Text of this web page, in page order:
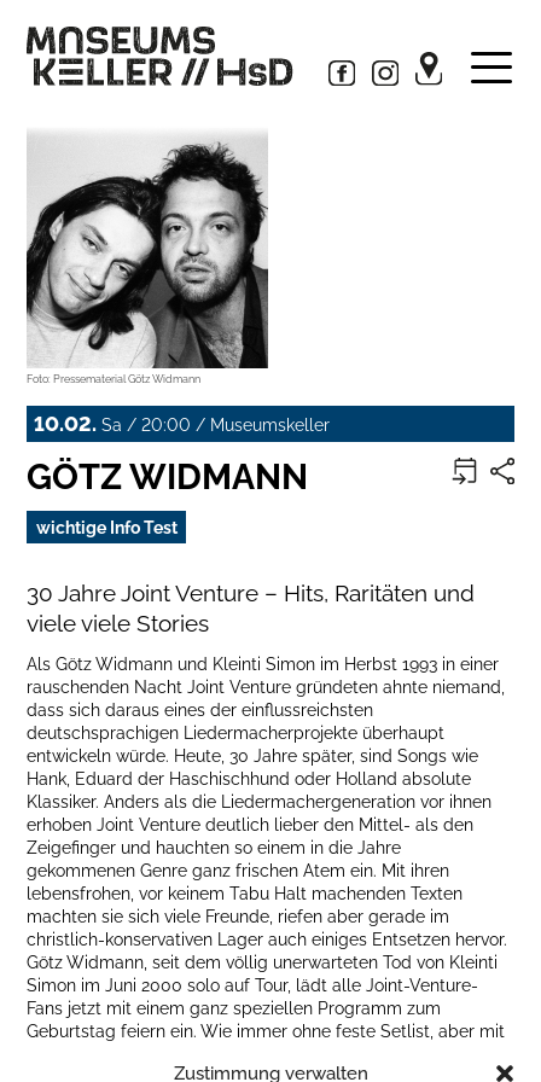
Zustimmung verwalten
Foto: Pressematerial Götz Widmann
10.02. Sa / 20:00 / Museumskeller
GÖTZ WIDMANN
wichtige Info Test
30 Jahre Joint Venture – Hits, Raritäten und
viele viele Stories
Als Götz Widmann und Kleinti Simon im Herbst 1993 in einer
rauschenden Nacht Joint Venture gründeten ahnte niemand,
dass sich daraus eines der einflussreichsten
deutschsprachigen Liedermacherprojekte überhaupt
entwickeln würde. Heute, 30 Jahre später, sind Songs wie
Hank, Eduard der Haschischhund oder Holland absolute
Klassiker. Anders als die Liedermachergeneration vor ihnen
erhoben Joint Venture deutlich lieber den Mittel- als den
Zeigefinger und hauchten so einem in die Jahre
gekommenen Genre ganz frischen Atem ein. Mit ihren
lebensfrohen, vor keinem Tabu Halt machenden Texten
machten sie sich viele Freunde, riefen aber gerade im
christlich-konservativen Lager auch einiges Entsetzen hervor.
Götz Widmann, seit dem völlig unerwarteten Tod von Kleinti
Simon im Juni 2000 solo auf Tour, lädt alle Joint-Venture-
Fans jetzt mit einem ganz speziellen Programm zum
Geburtstag feiern ein. Wie immer ohne feste Setlist, aber mit
ausgesprochen willkommen. Leuchtende Abende mit XXL-